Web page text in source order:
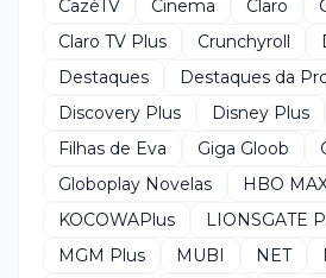
CazéTV
Cinema Claro
Claro TV Plus
Crunchyroll
Destaques
Destaques da
Discovery Plus
Disney Plus
Filhas de Eva
Giga Gloob
Globoplay Novelas
HBO
KOCOWAPlus
LIONSGATE
MGM Plus
MUBI NET